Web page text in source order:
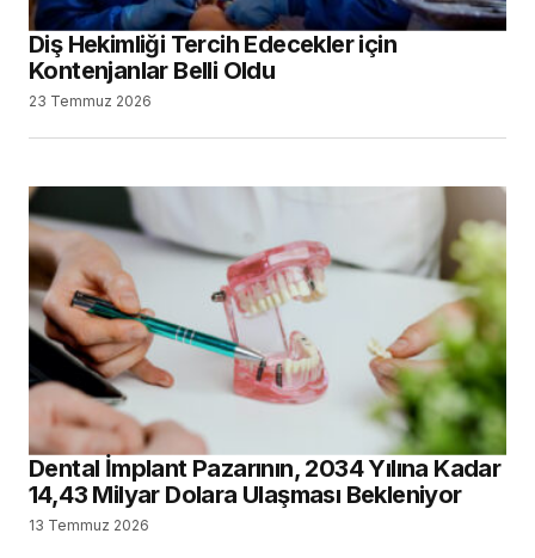
Diş Hekimliği Tercih Edecekler için
Kontenjanlar Belli Oldu
23 Temmuz 2026
Dental İmplant Pazarının, 2034 Yılına Kadar
14,43 Milyar Dolara Ulaşması Bekleniyor
13 Temmuz 2026